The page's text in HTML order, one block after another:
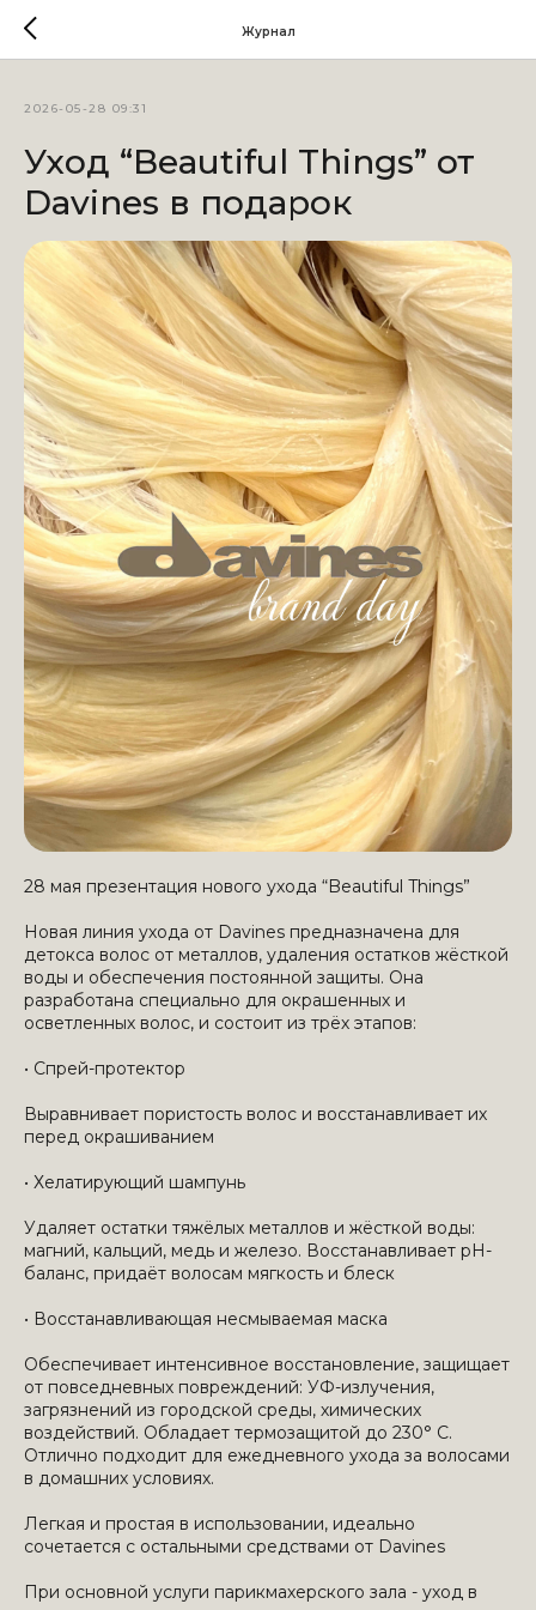
Журнал
2026-05-28 09:31
Уход “Beautiful Things” от
Davines в подарок
28 мая презентация нового ухода “Beautiful Things”
Новая линия ухода от Davines предназначена для
детокса волос от металлов, удаления остатков жёсткой
воды и обеспечения постоянной защиты. Она
разработана специально для окрашенных и
осветленных волос, и состоит из трёх этапов:
• Спрей-протектор
Выравнивает пористость волос и восстанавливает их
перед окрашиванием
• Хелатирующий шампунь
Удаляет остатки тяжёлых металлов и жёсткой воды:
магний, кальций, медь и железо. Восстанавливает рН-
баланс, придаёт волосам мягкость и блеск
• Восстанавливающая несмываемая маска
Обеспечивает интенсивное восстановление, защищает
от повседневных повреждений: УФ-излучения,
загрязнений из городской среды, химических
воздействий. Обладает термозащитой до 230° С.
Отлично подходит для ежедневного ухода за волосами
в домашних условиях.
Легкая и простая в использовании, идеально
сочетается с остальными средствами от Davines
При основной услуги парикмахерского зала - уход в